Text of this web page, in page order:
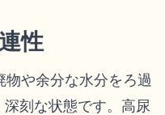
性
や余分な水分をろ過
刻な状態です。高尿